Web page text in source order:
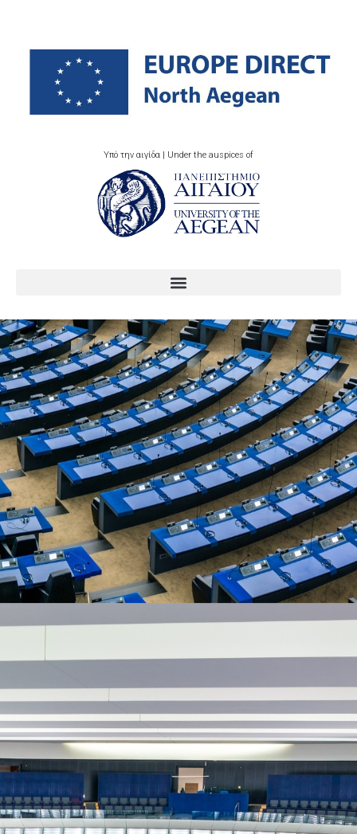
Υπό την αιγίδα | Under the auspices of